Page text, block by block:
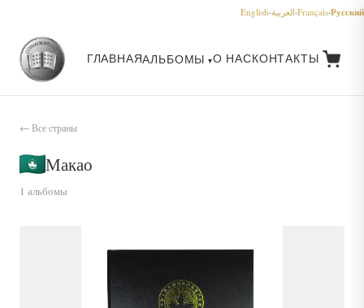
English·العربية·Français·Русский
ГЛАВНАЯАЛЬБОМЫ О НАСКОНТАКТЫ
← Все страны
Макао
1 альбомы